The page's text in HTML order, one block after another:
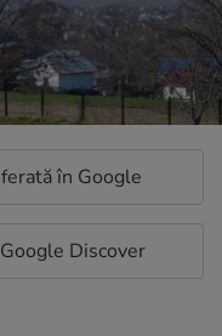
în Google
Discover